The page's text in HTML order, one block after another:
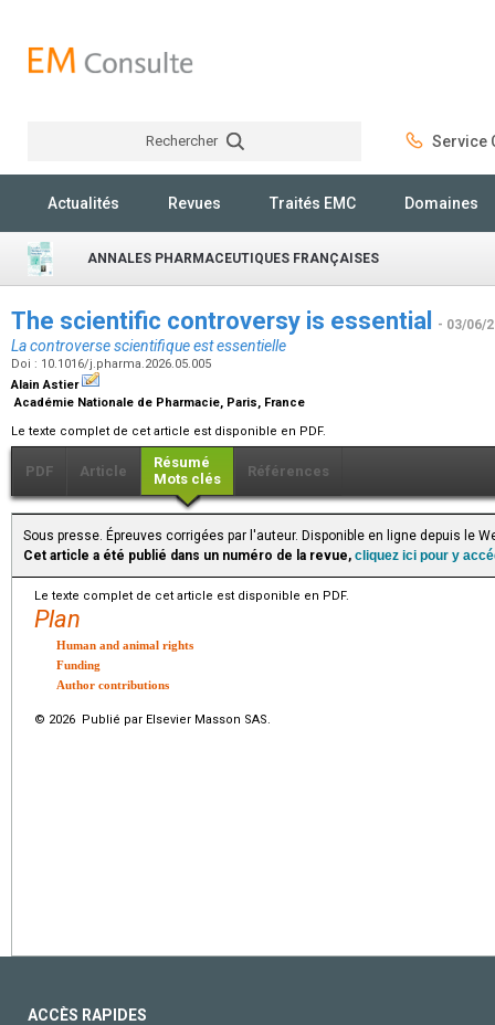
Rechercher Service
Actualités Revues Traités EMC Domaines
ANNALES PHARMACEUTIQUES FRANÇAISES
The scientific controversy is essential - 03/06/
La controverse scientifique est essentielle
Doi : 10.1016/j.pharma.2026.05.005
Alain Astier
Académie Nationale de Pharmacie, Paris, France
Le texte complet de cet article est disponible en PDF.
PDF Article
Résumé
Mots clés
Références
Sous presse. Épreuves corrigées par l'auteur. Disponible en ligne depuis le
Cet article a été publié dans un numéro de la revue, cliquez ici pour y
Le texte complet de cet article est disponible en PDF.
Plan
Human and animal rights
Funding
Author contributions
© 2026 Publié par Elsevier Masson SAS.
ACCÈS RAPIDES